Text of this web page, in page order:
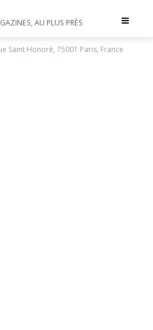
Toggle
AU PLUS PRÈS
Saint Honoré, 75001 Paris, France